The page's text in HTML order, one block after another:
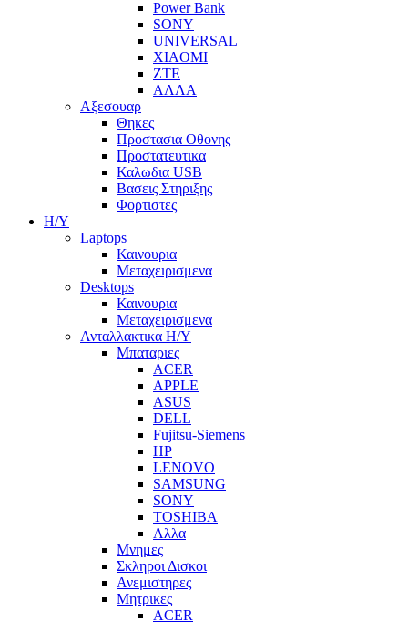
Power Bank
SONY
UNIVERSAL
XIAOMI
ZTE
ΑΛΛΑ
Αξεσουαρ
Θηκες
Προστασια Οθονης
Προστατευτικα
Καλωδια USB
Βασεις Στηριξης
Φορτιστες
Η/Υ
Laptops
Καινουρια
Μεταχειρισμενα
Desktops
Καινουρια
Μεταχειρισμενα
Ανταλλακτικα H/Y
Μπαταριες
ACER
APPLE
ASUS
DELL
Fujitsu-Siemens
HP
LENOVO
SAMSUNG
SONY
TOSHIBA
Αλλα
Μνημες
Σκληροι Δισκοι
Ανεμιστηρες
Μητρικες
ACER